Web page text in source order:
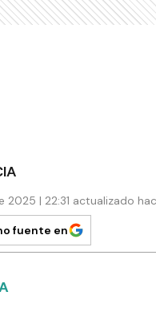
2025 | 22:31 actualizado
fuente en